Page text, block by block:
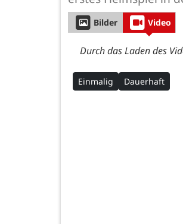
Bilder Video
Durch das Laden des
Einmalig Dauerhaft